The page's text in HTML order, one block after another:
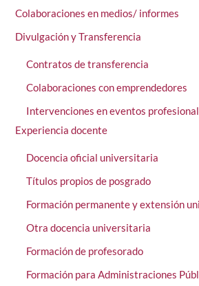
Colaboraciones en medios/ informes
Divulgación y Transferencia
Contratos de transferencia
Colaboraciones con emprendedores
Intervenciones en eventos
Experiencia docente
Docencia oficial universitaria
Títulos propios de posgrado
Formación permanente y extensión
Otra docencia universitaria
Formación de profesorado
Formación para Administraciones